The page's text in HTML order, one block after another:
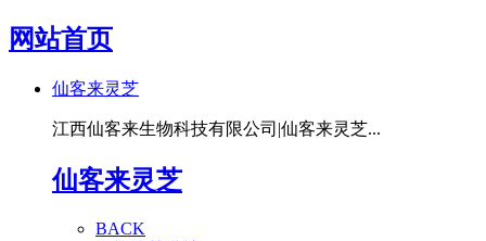
网站首页
仙客来灵芝
江西仙客来生物科技有限公司|仙客来灵芝...
仙客来灵芝
BACK